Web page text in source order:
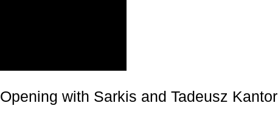
Opening with Sarkis and Tadeusz Kantor